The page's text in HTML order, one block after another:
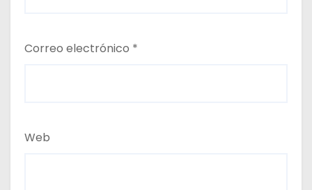
Correo electrónico *
Web